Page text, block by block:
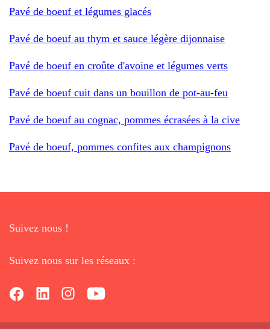
Pavé de boeuf et légumes glacés
Pavé de boeuf au thym et sauce légère dijonnaise
Pavé de boeuf en croûte d'avoine et légumes verts
Pavé de boeuf cuit dans un bouillon de pot-au-feu
Pavé de boeuf au cognac, pommes écrasées à la cive
Pavé de boeuf, pommes confites aux champignons
Suivez nous !
Suivez nous sur les réseaux :